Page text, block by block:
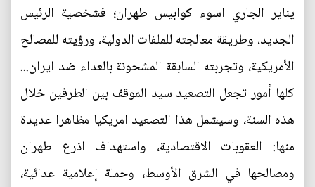
يناير الجاري اسوء كوابيس طهران؛ فشخصية الرئيس
الجديد، وطريقة معالجته للملفات الدولية، ورؤيته للمصالح
الأمريكية، وتجربته السابقة المشحونة بالعداء ضد ايران...
كلها أمور تجعل التصعيد سيد الموقف بين الطرفين خلال
هذه السنة، وسيشمل هذا التصعيد امريكيا مظاهرا عديدة
منها: العقوبات الاقتصادية، واستهداف اذرع طهران
ومصالحها في الشرق الأوسط، وحملة إعلامية عدائية،